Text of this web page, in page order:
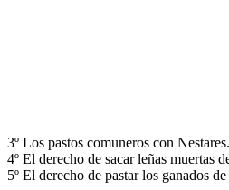
3º Los pastos comuneros con Nestares.
4º El derecho de sacar leñas muertas
5º El derecho de pastar los ganados